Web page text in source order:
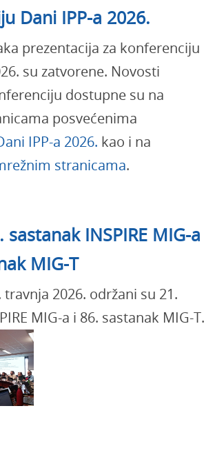
Dani IPP-a 2026.
prezentacija za konferenciju
su zatvorene. Novosti
dostupne su na
posvećenima
IPP-a 2026. kao i na
stranicama.
sastanak INSPIRE MIG-a
MIG-T
travnja 2026. održani su 21.
MIG-a i 86. sastanak MIG-T.